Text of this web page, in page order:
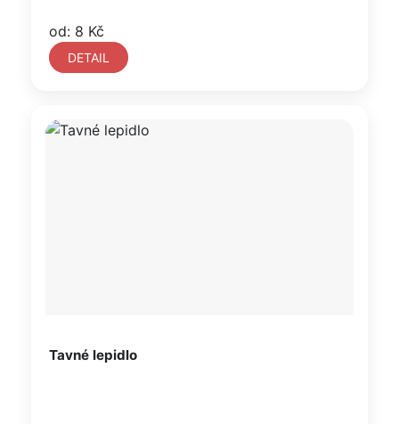
od: 8 Kč
DETAIL
Tavné lepidlo